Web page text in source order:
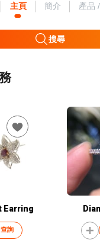
主頁 簡介 產品
搜尋
Earring
查詢